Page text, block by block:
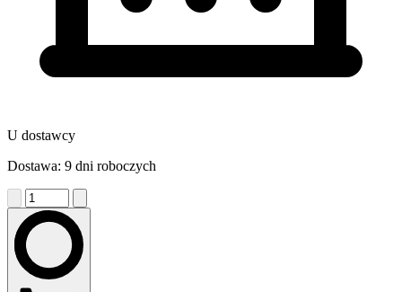
U dostawcy
Dostawa: 9 dni roboczych